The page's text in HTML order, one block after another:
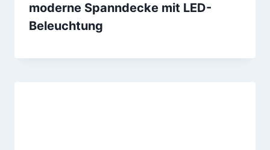
moderne Spanndecke mit LED-
Beleuchtung